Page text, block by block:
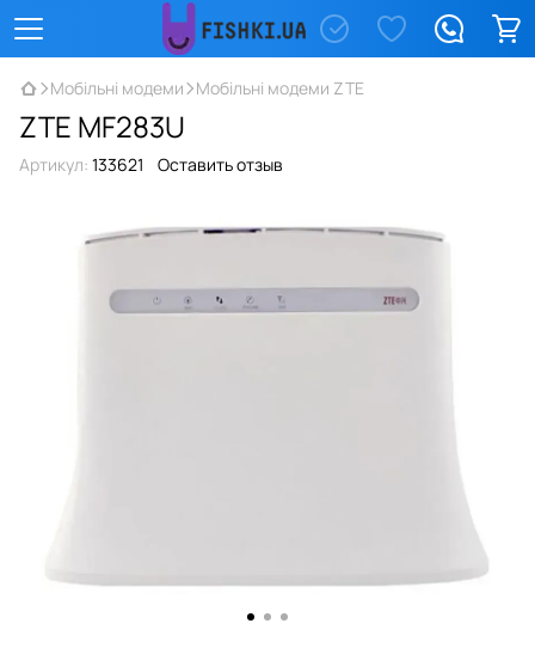
Мобільні модеми Мобільні модеми ZTE
ZTE MF283U
Артикул: 133621 Оставить отзыв